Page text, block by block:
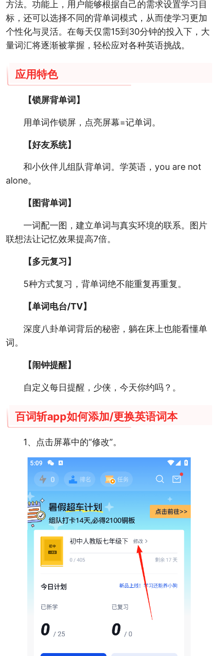
方法。功能上，用户能够根据自己的需求设置学习目
标，还可以选择不同的背单词模式，从而使学习更加
个性化与灵活。在每天仅需15到30分钟的投入下，大
量词汇将逐渐被掌握，轻松应对各种英语挑战。
应用特色
【锁屏背单词】
用单词作锁屏，点亮屏幕=记单词。
【好友系统】
和小伙伴儿组队背单词。学英语，you are not
alone。
【图背单词】
一词配一图，建立单词与真实环境的联系。图片
联想法让记忆效果提高7倍。
【多元复习】
5种方式复习，背单词绝不能重复再重复。
【单词电台/TV】
深度八卦单词背后的秘密，躺在床上也能看懂单
词。
【闹钟提醒】
自定义每日提醒，少侠，今天你约吗？。
百词斩app如何添加/更换英语词本
1、点击屏幕中的“修改”。